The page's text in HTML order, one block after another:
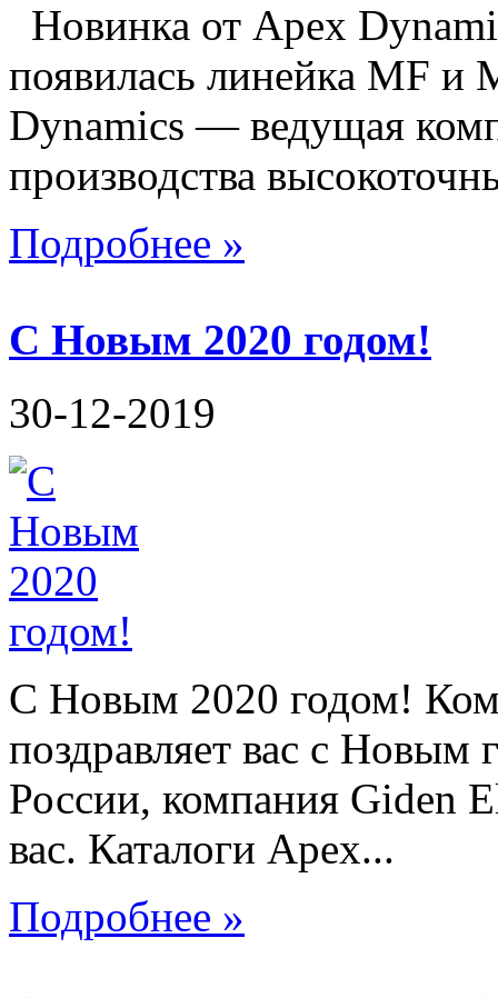
Новинка от Apex
появилась линейка MF
Dynamics — ведущая
производства
Подробнее »
С Новым 2020 годом!
30-12-2019
C Новым 2020 годом!
поздравляет вас с Новым
России, компания Giden
вас. Каталоги Apex...
Подробнее »